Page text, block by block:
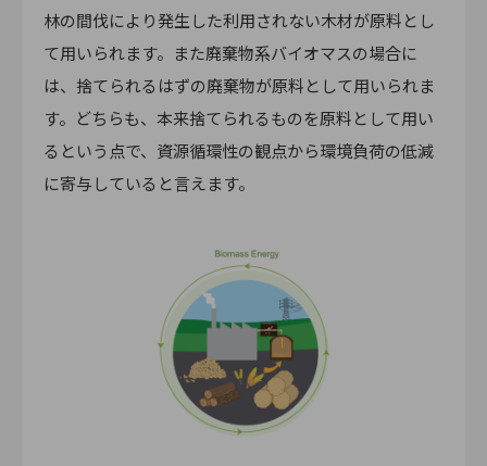
林の間伐により発生した利用されない木材が原料とし
て用いられます。また廃棄物系バイオマスの場合に
は、捨てられるはずの廃棄物が原料として用いられま
す。どちらも、本来捨てられるものを原料として用い
るという点で、資源循環性の観点から環境負荷の低減
に寄与していると言えます。